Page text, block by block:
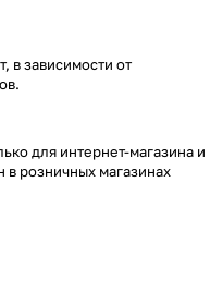
в зависимости от
для интернет-магазина и
в розничных магазинах